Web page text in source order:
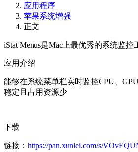
应用程序
苹果系统增强
正文
iStat Menus是Mac上最优秀的系统监
应用介绍
能够在系统菜单栏实时监控CPU、
稳定且占用资源少
下载
链接： https://pan.xunlei.com/s/